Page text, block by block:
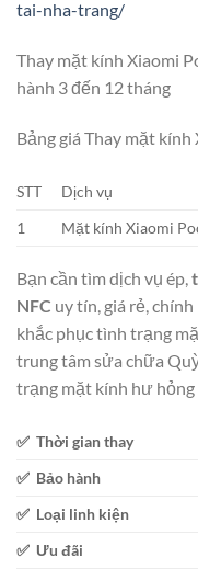
tai-nha-trang/
Thay mặt kính Xiaomi
hành 3 đến 12 tháng
Bảng giá Thay mặt kính
STT Dịch vụ
1
Mặt kính Xiaomi
Bạn cần tìm dịch vụ ép,
NFC uy tín, giá rẻ,
khắc phục tình trạng
trung tâm sửa chữa
trạng mặt kính hư hỏng
✅ Thời gian thay
✅ Bảo hành
✅ Loại linh kiện
✅ Ưu đãi